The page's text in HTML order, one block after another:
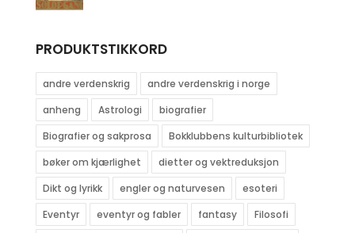
PRODUKTSTIKKORD
andre verdenskrig
andre verdenskrig i norge
anheng
Astrologi
biografier
Biografier og sakprosa
Bokklubbens kulturbibliotek
bøker om kjærlighet
dietter og vektreduksjon
Dikt og lyrikk
engler og naturvesen
esoteri
Eventyr
eventyr og fabler fantasy
Filosofi